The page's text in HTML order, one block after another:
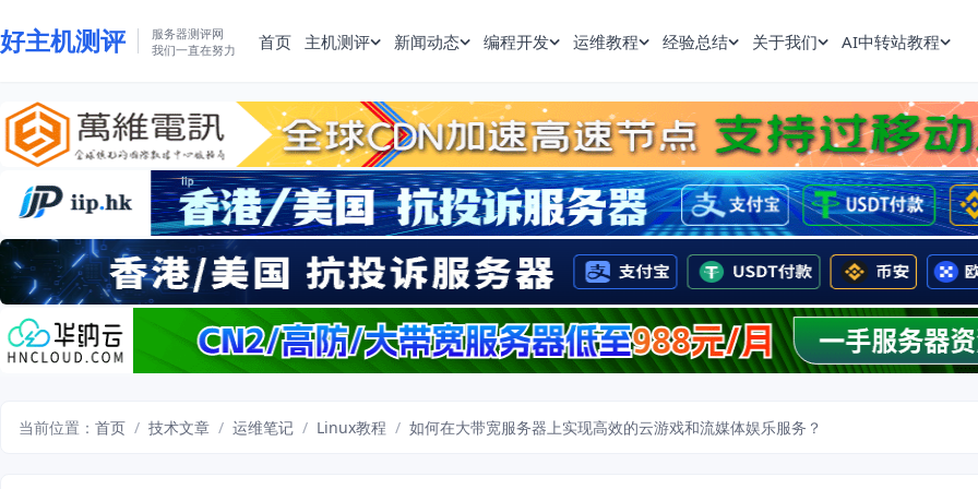
好主机测评
服务器测评网
我们一直在努力
首页 主机测评 新闻动态 编程开发 运维教程 经验总结 关于我们 AI中转站教程
当前位置： 首页 / 技术文章 / 运维笔记 / Linux教程 / 如何在大带宽服务器上实现高效的云游戏和流媒体娱乐服务？